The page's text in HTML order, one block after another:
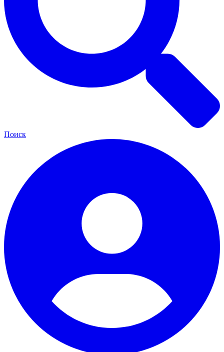
Поиск